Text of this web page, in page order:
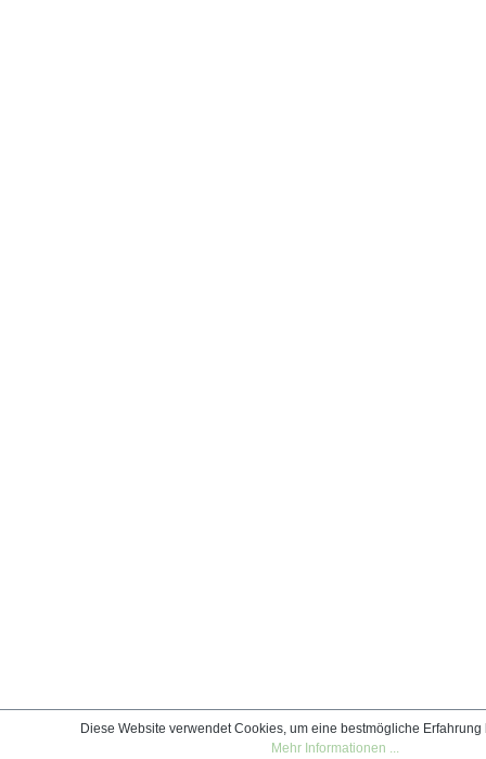
Diese Website verwendet Cookies, um eine bestmögliche
Mehr Informationen ...